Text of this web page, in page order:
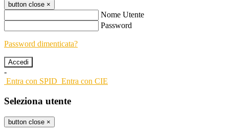
button close ×
Nome Utente
Password
Password dimenticata?
-
Entra con SPID Entra con CIE
Seleziona utente
button close ×